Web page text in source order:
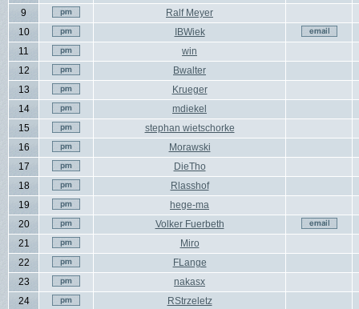
9
Ralf Meyer
10
IBWiek
11
win
12
Bwalter
13
Krueger
14
mdiekel
15
stephan wietschorke
16
Morawski
17
DieTho
18
Rlasshof
19
hege-ma
20
Volker Fuerbeth
21
Miro
22
FLange
23
nakasx
24
RStrzeletz